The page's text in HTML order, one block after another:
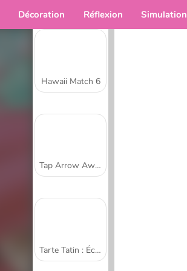
Décoration Réflexion Simulation
Hawaii Match 6
Tap Arrow Away
Tarte Tatin : École de cuisine de Sara